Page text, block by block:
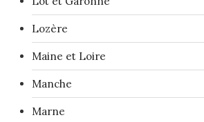
Lozère
Maine et Loire
Manche
Marne